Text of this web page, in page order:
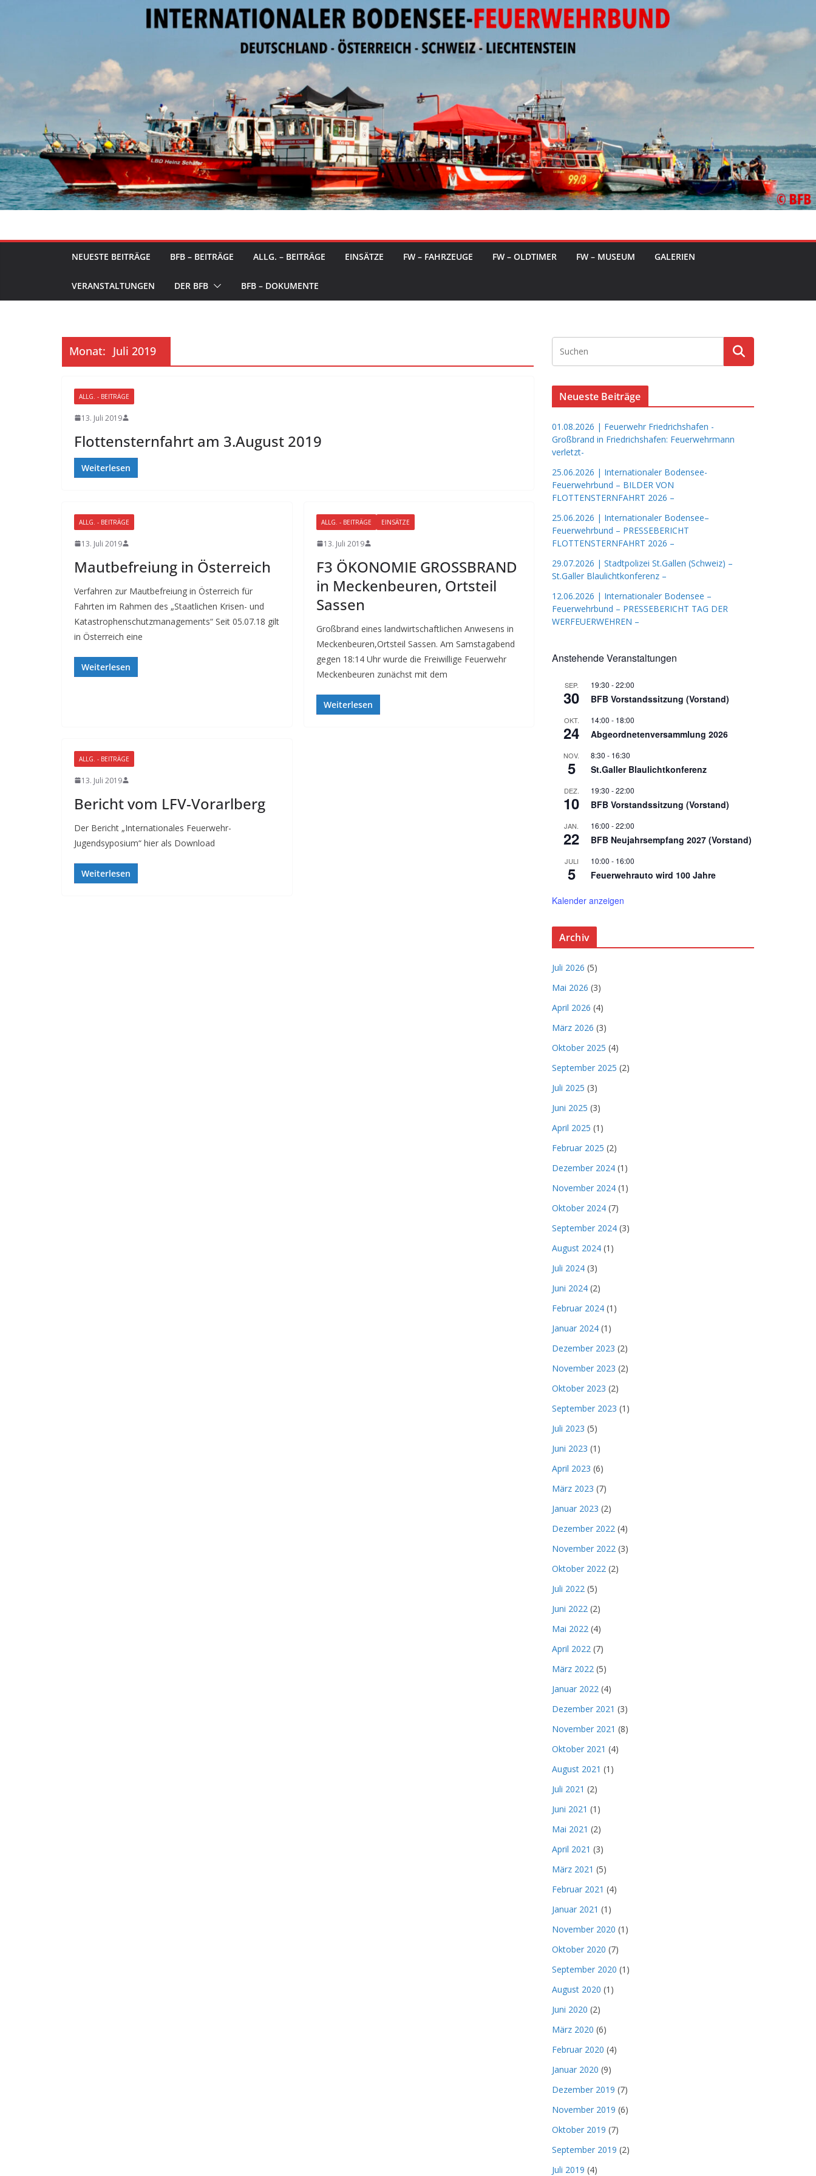
NEUESTE BEITRÄGE BFB – BEITRÄGE ALLG. – BEITRÄGE EINSÄTZE FW – FAHRZEUGE FW – OLDTIMER FW – MUSEUM GALERIEN
VERANSTALTUNGEN DER BFB BFB – DOKUMENTE
Monat: Juli 2019
ALLG. - BEITRÄGE
13. Juli 2019
Flottensternfahrt am 3.August 2019
Weiterlesen
ALLG. - BEITRÄGE
13. Juli 2019
Mautbefreiung in Österreich
Verfahren zur Mautbefreiung in Österreich für
Fahrten im Rahmen des „Staatlichen Krisen- und
Katastrophenschutzmanagements“ Seit 05.07.18 gilt
in Österreich eine
Weiterlesen
ALLG. - BEITRÄGE EINSÄTZE
13. Juli 2019
F3 ÖKONOMIE GROSSBRAND
in Meckenbeuren, Ortsteil
Sassen
Großbrand eines landwirtschaftlichen Anwesens in
Meckenbeuren,Ortsteil Sassen. Am Samstagabend
gegen 18:14 Uhr wurde die Freiwillige Feuerwehr
Meckenbeuren zunächst mit dem
Weiterlesen
ALLG. - BEITRÄGE
13. Juli 2019
Bericht vom LFV-Vorarlberg
Der Bericht „Internationales Feuerwehr-
Jugendsyposium“ hier als Download
Weiterlesen
Neueste Beiträge
01.08.2026 | Feuerwehr Friedrichshafen -
Großbrand in Friedrichshafen: Feuerwehrmann
verletzt-
25.06.2026 | Internationaler Bodensee-
Feuerwehrbund – BILDER VON
FLOTTENSTERNFAHRT 2026 –
25.06.2026 | Internationaler Bodensee–
Feuerwehrbund – PRESSEBERICHT
FLOTTENSTERNFAHRT 2026 –
29.07.2026 | Stadtpolizei St.Gallen (Schweiz) –
St.Galler Blaulichtkonferenz –
12.06.2026 | Internationaler Bodensee –
Feuerwehrbund – PRESSEBERICHT TAG DER
WERFEUERWEHREN –
Anstehende Veranstaltungen
SEP.
30
19:30 -22:00
BFB Vorstandssitzung (Vorstand)
OKT.
24
14:00 - 18:00
Abgeordnetenversammlung 2026
NOV.
5
8:30 - 16:30
St.Galler Blaulichtkonferenz
DEZ.
10
19:30 -22:00
BFB Vorstandssitzung (Vorstand)
JAN.
22
16:00 -22:00
BFB Neujahrsempfang 2027 (Vorstand)
JULI
5
10:00 - 16:00
Feuerwehrauto wird 100 Jahre
Kalender anzeigen
Archiv
Juli 2026 (5)
Mai 2026 (3)
April 2026 (4)
März 2026 (3)
Oktober 2025 (4)
September 2025 (2)
Juli 2025 (3)
Juni 2025 (3)
April 2025 (1)
Februar 2025 (2)
Dezember 2024 (1)
November 2024 (1)
Oktober 2024 (7)
September 2024 (3)
August 2024 (1)
Juli 2024 (3)
Juni 2024 (2)
Februar 2024 (1)
Januar 2024 (1)
Dezember 2023 (2)
November 2023 (2)
Oktober 2023 (2)
September 2023 (1)
Juli 2023 (5)
Juni 2023 (1)
April 2023 (6)
März 2023 (7)
Januar 2023 (2)
Dezember 2022 (4)
November 2022 (3)
Oktober 2022 (2)
Juli 2022 (5)
Juni 2022 (2)
Mai 2022 (4)
April 2022 (7)
März 2022 (5)
Januar 2022 (4)
Dezember 2021 (3)
November 2021 (8)
Oktober 2021 (4)
August 2021 (1)
Juli 2021 (2)
Juni 2021 (1)
Mai 2021 (2)
April 2021 (3)
März 2021 (5)
Februar 2021 (4)
Januar 2021 (1)
November 2020 (1)
Oktober 2020 (7)
September 2020 (1)
August 2020 (1)
Juni 2020 (2)
März 2020 (6)
Februar 2020 (4)
Januar 2020 (9)
Dezember 2019 (7)
November 2019 (6)
Oktober 2019 (7)
September 2019 (2)
Juli 2019 (4)